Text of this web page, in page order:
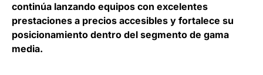
continúa lanzando equipos con excelentes
prestaciones a precios accesibles y fortalece su
posicionamiento dentro del segmento de gama
media.